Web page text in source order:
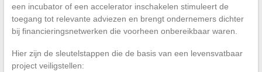
een incubator of een accelerator inschakelen stimuleert de
toegang tot relevante adviezen en brengt ondernemers dichter
bij financieringsnetwerken die voorheen onbereikbaar waren.
Hier zijn de sleutelstappen die de basis van een levensvatbaar
project veiligstellen: